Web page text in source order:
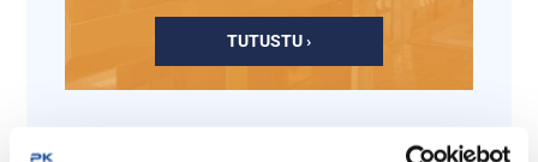
TUTUSTU ›